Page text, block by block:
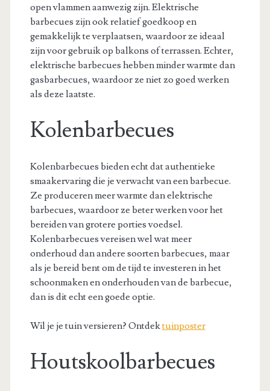
open vlammen aanwezig zijn. Elektrische
barbecues zijn ook relatief goedkoop en
gemakkelijk te verplaatsen, waardoor ze ideaal
zijn voor gebruik op balkons of terrassen. Echter,
elektrische barbecues hebben minder warmte dan
gasbarbecues, waardoor ze niet zo goed werken
als deze laatste.
Kolenbarbecues
Kolenbarbecues bieden echt dat authentieke
smaakervaring die je verwacht van een barbecue.
Ze produceren meer warmte dan elektrische
barbecues, waardoor ze beter werken voor het
bereiden van grotere porties voedsel.
Kolenbarbecues vereisen wel wat meer
onderhoud dan andere soorten barbecues, maar
als je bereid bent om de tijd te investeren in het
schoonmaken en onderhouden van de barbecue,
dan is dit echt een goede optie.
Wil je je tuin versieren? Ontdektuinposter
Houtskoolbarbecues